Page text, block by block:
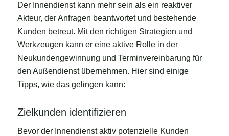
Der Innendienst kann mehr sein als ein reaktiver
Akteur, der Anfragen beantwortet und bestehende
Kunden betreut. Mit den richtigen Strategien und
Werkzeugen kann er eine aktive Rolle in der
Neukundengewinnung und Terminvereinbarung für
den Außendienst übernehmen. Hier sind einige
Tipps, wie das gelingen kann:
Zielkunden identifizieren
Bevor der Innendienst aktiv potenzielle Kunden